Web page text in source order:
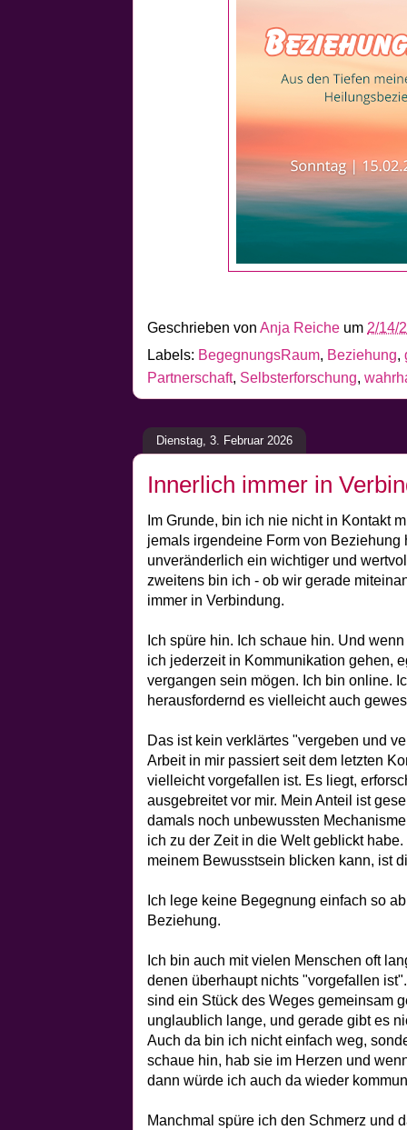
Geschrieben von Anja Reiche um 2/14/
Labels: BegegnungsRaum, Beziehung,
Partnerschaft, Selbsterforschung,
Dienstag, 3. Februar 2026
Innerlich immer in
Im Grunde, bin ich nie nicht in Kontakt
jemals irgendeine Form von Beziehung
unveränderlich ein wichtiger und
zweitens bin ich - ob wir gerade
immer in Verbindung.
Ich spüre hin. Ich schaue hin. Und
ich jederzeit in Kommunikation gehen,
vergangen sein mögen. Ich bin online.
herausfordernd es vielleicht auch
Das ist kein verklärtes "vergeben und
Arbeit in mir passiert seit dem letzten
vielleicht vorgefallen ist. Es liegt,
ausgebreitet vor mir. Mein Anteil ist
damals noch unbewussten
ich zu der Zeit in die Welt geblickt
meinem Bewusstsein blicken kann, ist
Ich lege keine Begegnung einfach so
Beziehung.
Ich bin auch mit vielen Menschen oft
denen überhaupt nichts "vorgefallen
sind ein Stück des Weges gemeinsam
unglaublich lange, und gerade gibt es
Auch da bin ich nicht einfach weg,
schaue hin, hab sie im Herzen und
dann würde ich auch da wieder
Manchmal spüre ich den Schmerz und